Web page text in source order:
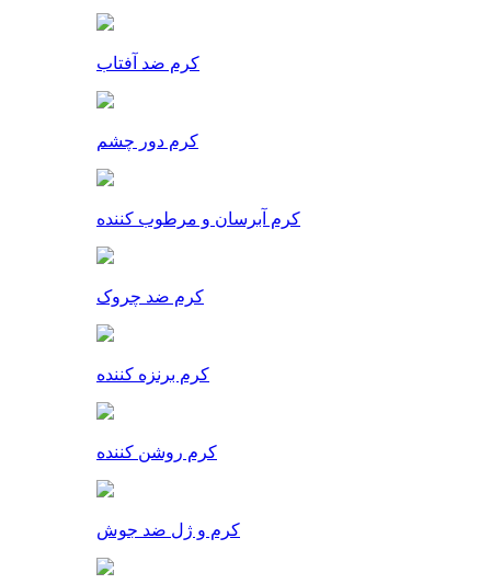
کرم ضد آفتاب
کرم دور چشم
کرم آبرسان و مرطوب کننده
کرم ضد چروک
کرم برنزه کننده
کرم روشن کننده
کرم و ژل ضد جوش